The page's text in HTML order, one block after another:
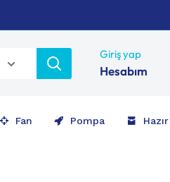
Giriş yap
Hesabım
Fan Pompa